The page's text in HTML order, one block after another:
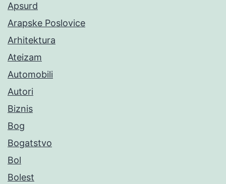
Apsurd
Arapske Poslovice
Arhitektura
Ateizam
Automobili
Autori
Biznis
Bog
Bogatstvo
Bol
Bolest